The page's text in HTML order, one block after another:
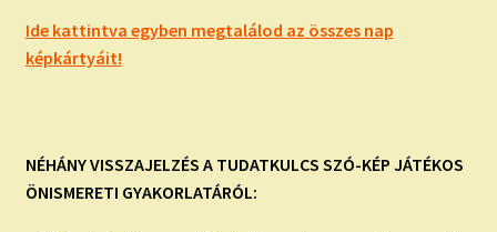
Ide kattintva egyben megtalálod az összes nap
képkártyáit!
NÉHÁNY VISSZAJELZÉS A TUDATKULCS SZÓ-KÉP JÁTÉKOS
ÖNISMERETI GYAKORLATÁRÓL: